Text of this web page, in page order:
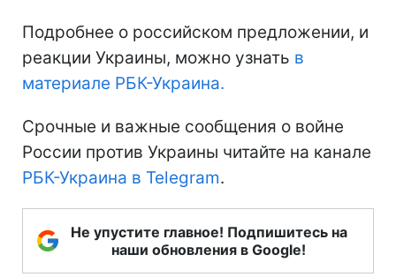
Подробнее о российском предложении, и
реакции Украины, можно узнать в
материале РБК-Украина.
Срочные и важные сообщения о войне
России против Украины читайте на канале
РБК-Украина в Telegram.
Не упустите главное! Подпишитесь на
наши обновления в Google!